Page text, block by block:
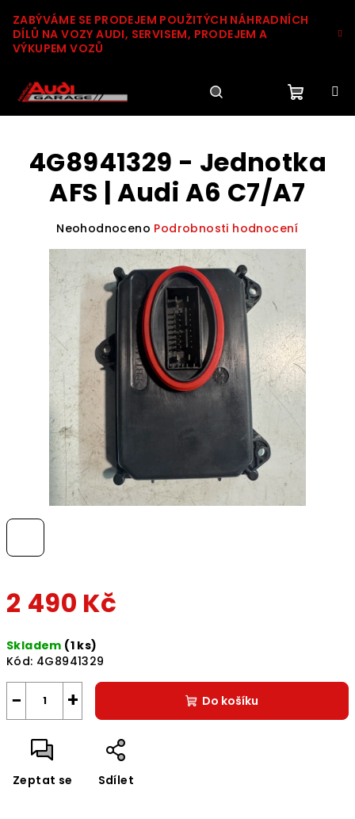
na
obsah
ZABÝVÁME SE PRODEJEM POUŽITÝCH NÁHRADNÍCH
DÍLŮ NA VOZY AUDI, SERVISEM, PRODEJEM A
VÝKUPEM VOZŮ
HledatPřihlášení
košík
2 490 Kč
cena:
Skladem (1 ks)
Kód: 4G8941329
+
− Do košíku
Zeptat se Sdílet
4G8941329 - Jednotka
AFS | Audi A6 C7/A7
Průměrné
produktu
je
0,0
5
hvězdiček.
Neohodnoceno Podrobnosti hodnocení